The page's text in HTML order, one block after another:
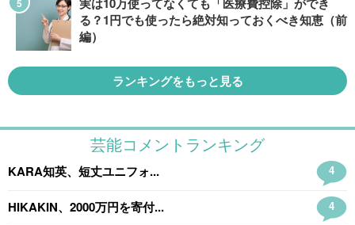
る？1円でも使ったら絶対知っておくべき知恵（前
編）
ランキングをもっと見る